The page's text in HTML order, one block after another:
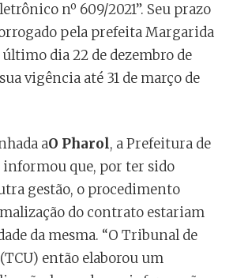
nº 609/2021”. Seu prazo
pela prefeita Margarida
dia 22 de dezembro de
vigência até 31 de março de
aO Pharol, a Prefeitura de
informou que, por ter sido
gestão, o procedimento
do contrato estariam
da mesma. “O Tribunal de
então elaborou um